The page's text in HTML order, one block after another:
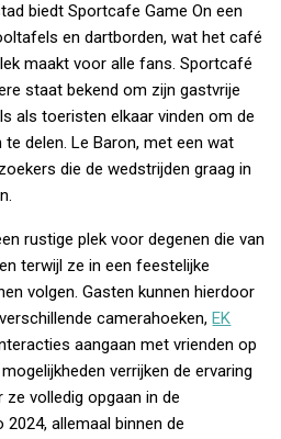
biedt Sportcafe Game On een
en dartborden, wat het café
maakt voor alle fans. Sportcafé
staat bekend om zijn gastvrije
als toeristen elkaar vinden om de
delen. Le Baron, met een wat
die de wedstrijden graag in
rustige plek voor degenen die van
terwijl ze in een feestelijke
volgen. Gasten kunnen hierdoor
camerahoeken,EK
aangaan met vrienden op
verrijken de ervaring
volledig opgaan in de
allemaal binnen de